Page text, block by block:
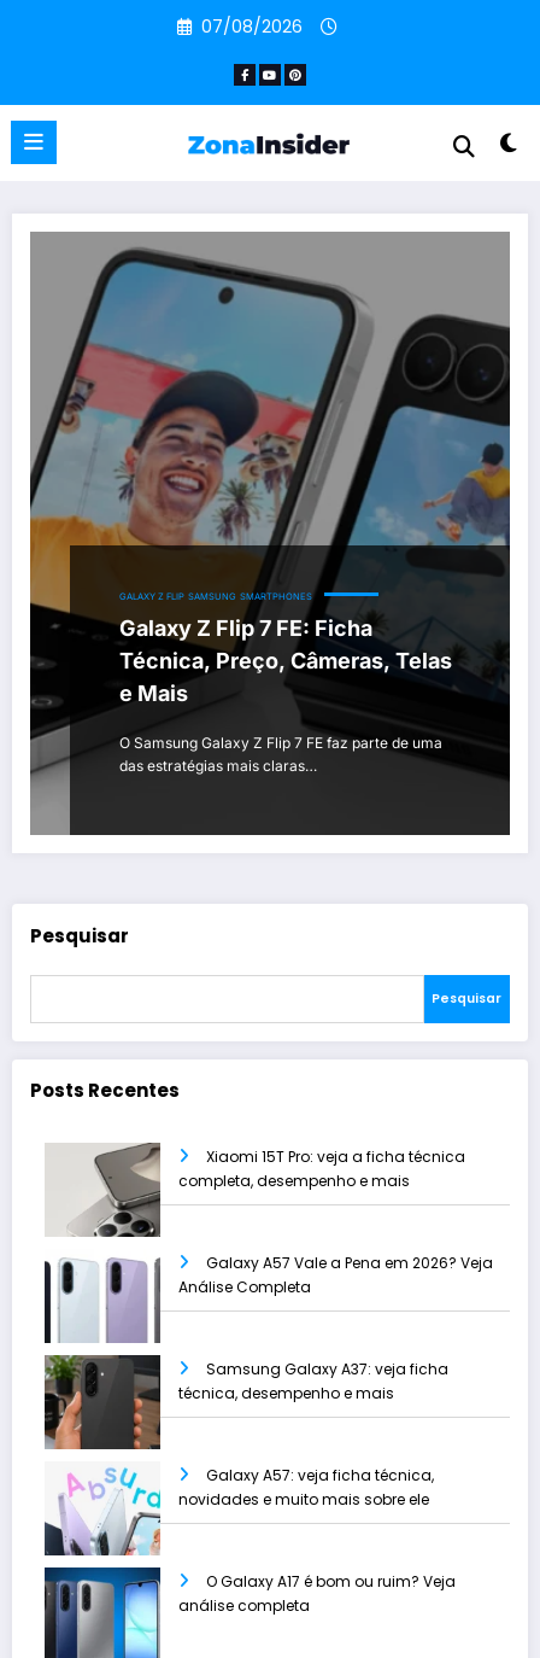
07/08/2026
GALAXY Z FLIP SAMSUNG SMARTPHONES
Galaxy Z Flip 7 FE: Ficha
Técnica, Preço, Câmeras, Telas
e Mais
O Samsung Galaxy Z Flip 7 FE faz parte de uma
das estratégias mais claras…
Pesquisar
Pesquisar
Posts Recentes
Xiaomi 15T Pro: veja a ficha técnica
completa, desempenho e mais
Galaxy A57 Vale a Pena em 2026? Veja
Análise Completa
Samsung Galaxy A37: veja ficha
técnica, desempenho e mais
Galaxy A57: veja ficha técnica,
novidades e muito mais sobre ele
O Galaxy A17 é bom ou ruim? Veja
análise completa